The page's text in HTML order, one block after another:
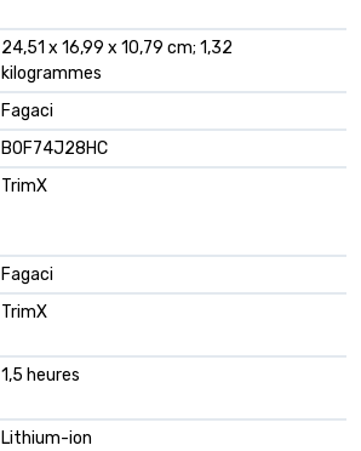
24,51 x 16,99 x 10,79 cm; 1,32
kilogrammes
Fagaci
B0F74J28HC
TrimX
Fagaci
TrimX
1,5 heures
Lithium-ion